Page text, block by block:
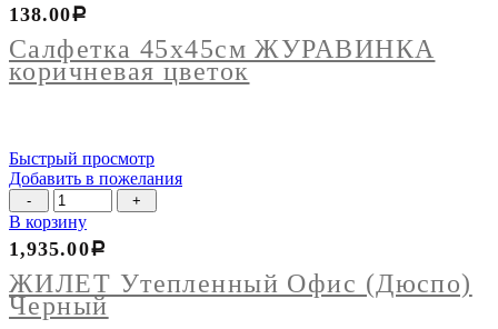
45х45см
ЖУРАВИНКА
коричневая
цветок
Салфетка 45х45см ЖУРАВИНКА
коричневая цветок
138.00Р
Быстрый просмотр
Добавить в пожелания
Количество
товара
ЖИЛЕТ
Утепленный
Офис
(Дюспо)
Черный
В корзину
ЖИЛЕТ Утепленный Офис (Дюспо)
Черный
1,935.00Р